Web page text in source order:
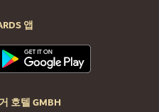
앱
호텔 GMBH